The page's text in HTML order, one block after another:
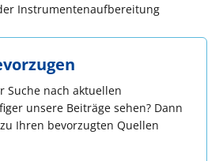
Instrumentenaufbereitung
Suche nach aktuellen
unsere Beiträge sehen? Dann
Ihren bevorzugten Quellen